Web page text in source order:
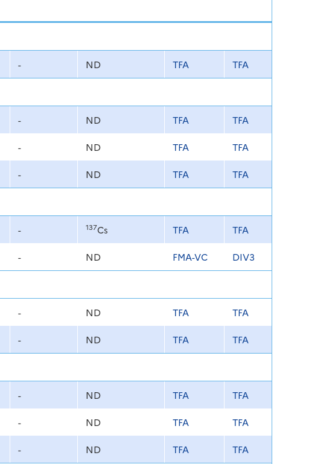
- ND TFA TFA
- ND TFA TFA
- ND TFA TFA
- ND TFA TFA
- 137Cs TFA TFA
- ND FMA-VC DIV3
- ND TFA TFA
- ND TFA TFA
- ND TFA TFA
- ND TFA TFA
- ND TFA TFA